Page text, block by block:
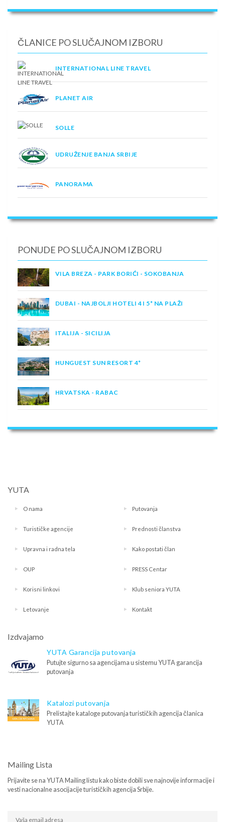
ČLANICE PO SLUČAJNOM IZBORU
INTERNATIONAL LINE TRAVEL
PLANET AIR
SOLLE
UDRUŽENJE BANJA SRBIJE
PANORAMA
PONUDE PO SLUČAJNOM IZBORU
VILA BREZA - PARK BORIĆI - SOKOBANJA
DUBAI - NAJBOLJI HOTELI 4 I 5* NA PLAŽI
ITALIJA - SICILIJA
HUNGUEST SUN RESORT 4*
HRVATSKA - RABAC
YUTA
O nama Putovanja
Turističke agencije Prednosti članstva
Upravna i radna tela Kako postati član
OUP PRESS Centar
Korisni linkovi Klub seniora YUTA
Letovanje Kontakt
Izdvajamo
YUTA Garancija putovanja
Putujte sigurno sa agencijama u sistemu YUTA garancija
putovanja
Katalozi putovanja
Prelistajte kataloge putovanja turističkih agencija članica
YUTA
Mailing Lista
Prijavite se na YUTA Mailing listu kako biste dobili sve najnovije informacije i
vesti nacionalne asocijacije turističkih agencija Srbije.